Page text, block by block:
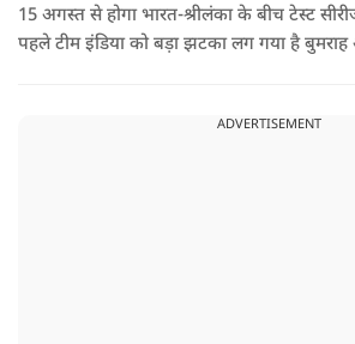
15 अगस्त से होगा भारत-श्रीलंका के बीच टेस्ट
पहले टीम इंडिया को बड़ा झटका लग गया है
ADVERTISEMENT